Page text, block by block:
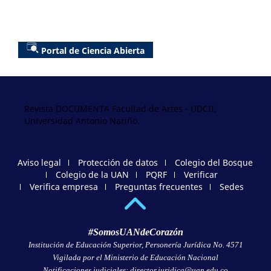
Portal de Ciencia Abierta
Revista DOCUMENTA Facultad de Artes - UDCII,
Universidad Antonio Nariño.
Aviso legal Protección de datos
Colegio del Bosque
Colegio de la UAN
PQRF
Verificar
Verifica empresa
Preguntas frecuentes Sedes
#SomosUANdeCorazón
Institución de Educación Superior, Personería Jurídica No. 4571
Vigilada por el Ministerio de Educación Nacional